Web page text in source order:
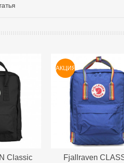
Classic
АКЦИЯ
Fjallraven